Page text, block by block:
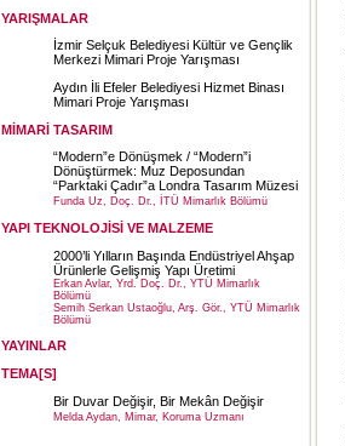
YARIŞMALAR
İzmir Selçuk Belediyesi Kültür ve Gençlik
Merkezi Mimari Proje Yarışması
Aydın İli Efeler Belediyesi Hizmet Binası
Mimari Proje Yarışması
MİMARİ TASARIM
“Modern”e Dönüşmek / “Modern”i
Dönüştürmek: Muz Deposundan
“Parktaki Çadır”a Londra Tasarım Müzesi
Funda Uz, Doç. Dr., İTÜ Mimarlık Bölümü
YAPI TEKNOLOJİSİ VE MALZEME
2000’li Yılların Başında Endüstriyel Ahşap
Ürünlerle Gelişmiş Yapı Üretimi
Erkan Avlar, Yrd. Doç. Dr., YTÜ Mimarlık
Bölümü
Semih Serkan Ustaoğlu, Arş. Gör., YTÜ Mimarlık
Bölümü
YAYINLAR
TEMA[S]
Bir Duvar Değişir, Bir Mekân Değişir
Melda Aydan, Mimar, Koruma Uzmanı